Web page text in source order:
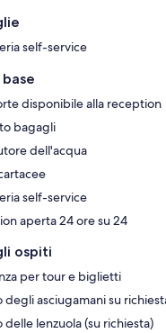
self-service
disponibile alla reception
bagagli
dell'acqua
self-service
aperta 24 ore su 24
ospiti
per tour e biglietti
degli asciugamani su
delle lenzuola (su richiesta)